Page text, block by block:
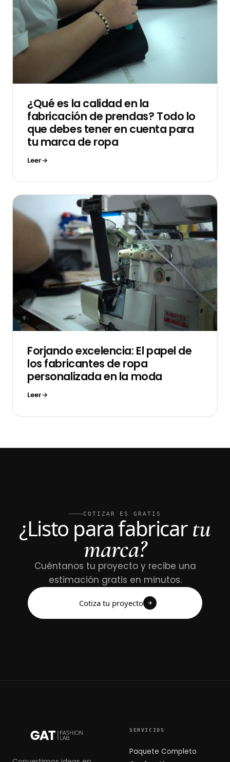
¿Qué es la calidad en la
fabricación de prendas? Todo lo
que debes tener en cuenta para
tu marca de ropa
Leer
Forjando excelencia: El papel de
los fabricantes de ropa
personalizada en la moda
Leer
COTIZAR ES GRATIS
¿Listo para fabricartu
marca?
Cuéntanos tu proyecto y recibe una
estimación gratis en minutos.
Cotiza tu proyecto
SERVICIOS
Paquete Completo